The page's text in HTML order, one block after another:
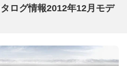
ログ情報2012年12月モデ